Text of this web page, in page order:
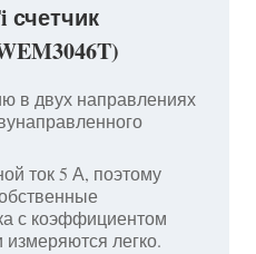
в двух направлениях
ток 5 А, поэтому
с коэффициентом
легко.